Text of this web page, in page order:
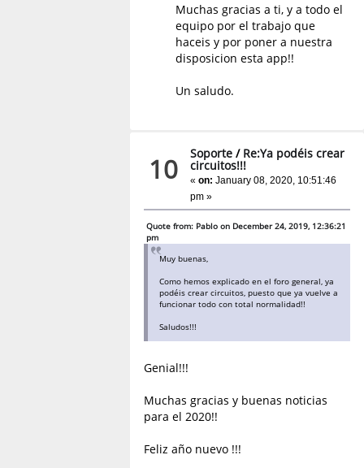
Muchas gracias a ti, y a todo el
equipo por el trabajo que
haceis y por poner a nuestra
disposicion esta app!!
Un saludo.
10 Soporte / Re:Ya podéis crear
circuitos!!!
«on: January 08, 2020, 10:51:46
pm »
Quote from: Pablo on December 24, 2019, 12:36:21
pm
Muy buenas,
Como hemos explicado en el foro general, ya
podéis crear circuitos, puesto que ya vuelve a
funcionar todo con total normalidad!!
Saludos!!!
Genial!!!
Muchas gracias y buenas noticias
para el 2020!!
Feliz año nuevo !!!